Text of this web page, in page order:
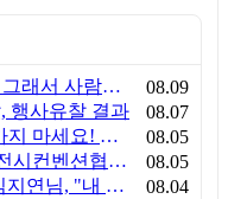
이벤트업계가 폐쇄적이라고요? 그래서 사람이 안 옵니다
08.09
행사유찰 결과
08.07
행사기획자 취업, 이런 회사는 가지 마세요! 신입이 꼭 알아야 할 5가지 기준[이벤트산업 팩트체크#3]
08.05
부산컨벤션산업협회, 싱가포르전시컨벤션협회(SACEOS)와 업무협약 체결… 아시아 마이스 협력 확대
08.05
행사기획자 새내기 | 상상이룸 김지연님, "내 맘대로, 내 뜻대로 행사를 만든다
08.04